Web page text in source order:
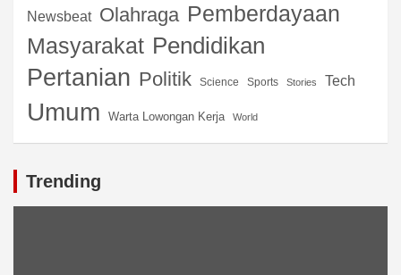
Newsbeat Olahraga Pemberdayaan
Masyarakat Pendidikan
Pertanian Politik Science Sports Stories Tech
Umum Warta Lowongan Kerja World
Trending